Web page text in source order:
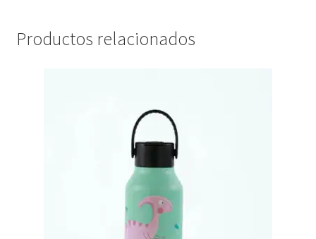
Productos relacionados